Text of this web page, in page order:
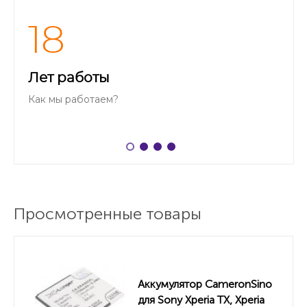
18
Лет работы
Как мы работаем?
Просмотренные товары
Аккумулятор CameronSino
для Sony Xperia TX, Xperia